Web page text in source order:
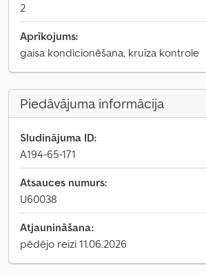
2
Aprīkojums:
gaisa kondicionēšana, kruīza kontrole
Piedāvājuma informācija
Sludinājuma ID:
A194-65-171
Atsauces numurs:
U60038
Atjaunināšana:
pēdējo reizi 11.06.2026